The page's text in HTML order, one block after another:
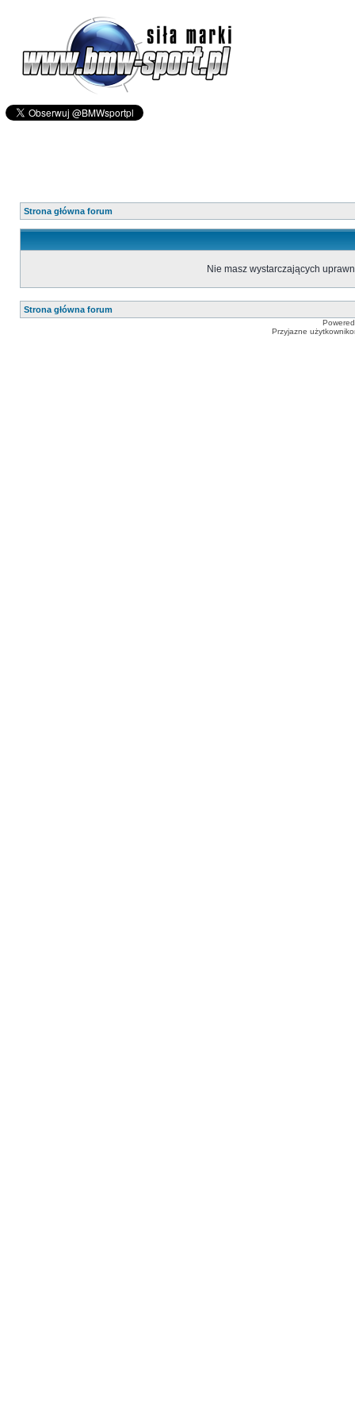
Strona główna forum
Nie masz wystarczających
Strona główna forum
Przyjazne